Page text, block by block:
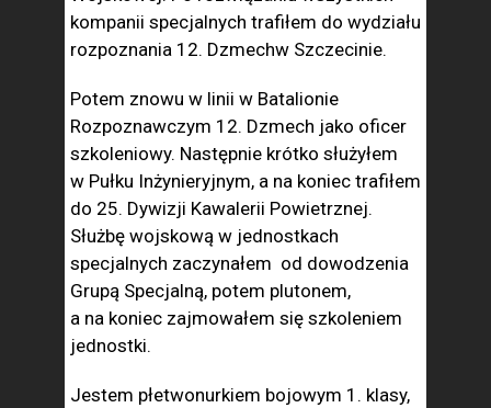
kompanii specjalnych trafiłem do wydziału
rozpoznania 12. Dzmechw Szczecinie.
Potem znowu w linii w Batalionie
Rozpoznawczym 12. Dzmech jako oficer
szkoleniowy. Następnie krótko służyłem
w Pułku Inżynieryjnym, a na koniec trafiłem
do 25. Dywizji Kawalerii Powietrznej.
Służbę wojskową w jednostkach
specjalnych zaczynałem od dowodzenia
Grupą Specjalną, potem plutonem,
a na koniec zajmowałem się szkoleniem
jednostki.
Jestem płetwonurkiem bojowym 1. klasy,